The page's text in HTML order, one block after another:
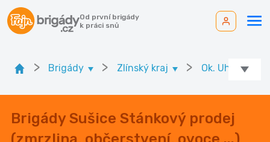
Od první brigády
k práci snů
> Brigády > Zlínský kraj > Ok. Uherské
Brigády Sušice Stánkový prodej